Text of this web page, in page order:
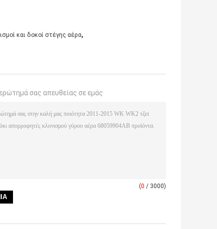
και δοκοί στέγης αέρα,
σας απευθείας σε εμάς
(0 / 3000)